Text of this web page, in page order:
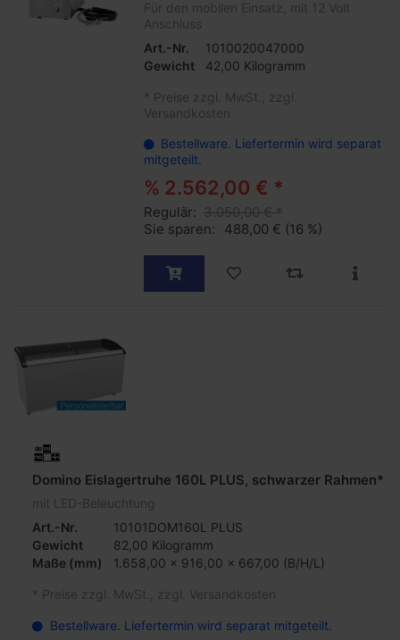
Für den mobilen Einsatz, mit 12 Volt
Anschluss
Art.-Nr.
1010020047000
Gewicht
42,00 Kilogramm
* Preise zzgl. MwSt., zzgl.
Versandkosten
Bestellware. Liefertermin wird separat
mitgeteilt.
% 2.562,00 € *
Regulär: 3.050,00 € *
Sie sparen:
488,00 € (16 %)
Domino Eislagertruhe 160L PLUS, schwarzer Rahmen*
mit LED-Beleuchtung
Art.-Nr.
10101DOM160L PLUS
Gewicht
82,00 Kilogramm
Maße (mm) 1.658,00 x 916,00 x 667,00 (B/H/L)
* Preise zzgl. MwSt., zzgl. Versandkosten
Bestellware. Liefertermin wird separat mitgeteilt.